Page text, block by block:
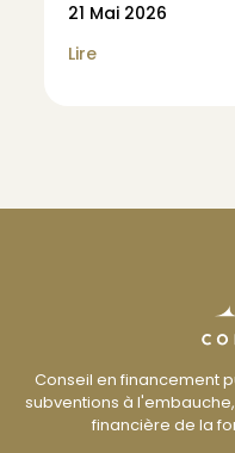
21 Mai 2026
Lire
Conseil en financement
subventions à
financière de la